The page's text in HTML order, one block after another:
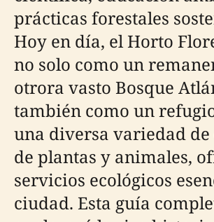
prácticas forestales
Hoy en día, el Horto
no solo como un
otrora vasto Bosque
también como un
una diversa variedad de
de plantas y animales,
servicios ecológicos
ciudad. Esta guía